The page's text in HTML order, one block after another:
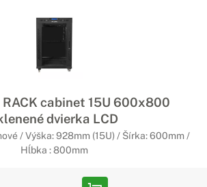
RACK cabinet 15U 600x800
dvierka LCD
/ Výška: 928mm (15U) / Šírka: 600mm /
Hĺbka : 800mm